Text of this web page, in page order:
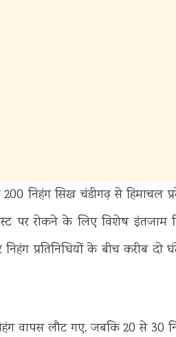
200 निहंग सिख चंडीगढ़ से हिमाचल
पर रोकने के लिए विशेष इंतजाम
प्रतिनिधियों के बीच करीब
वापस लौट गए, जबकि 20 से 30